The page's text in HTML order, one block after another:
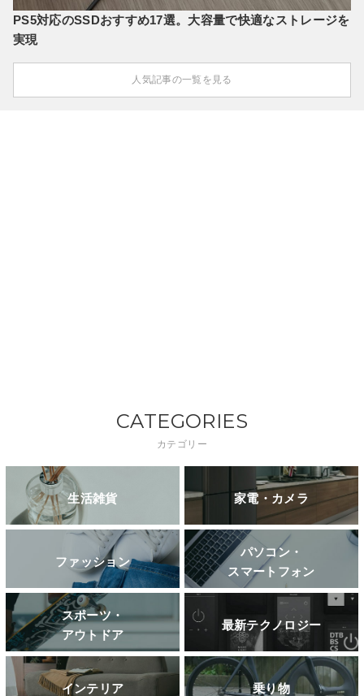
PS5対応のSSDおすすめ17選。大容量で快適なストレージを
実現
人気記事の一覧を見る
CATEGORIES
カテゴリー
生活雑貨 家電・カメラ
ファッション
パソコン・
スマートフォン
スポーツ・
アウトドア
最新テクノロジー
インテリア 乗り物